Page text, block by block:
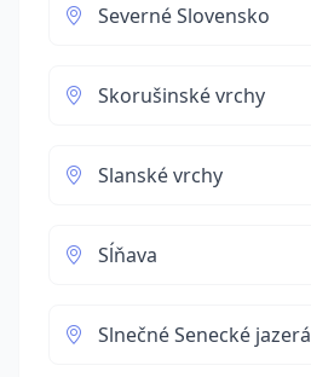
Severné Slovensko
Skorušinské vrchy
Slanské vrchy
Sĺňava
Slnečné Senecké jazerá